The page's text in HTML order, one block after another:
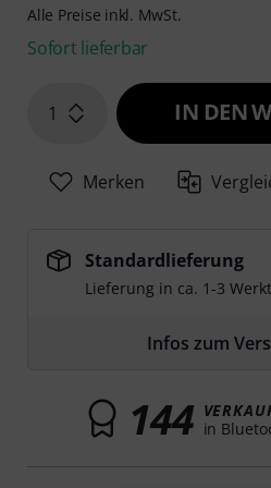
Alle Preise inkl. MwSt.
Sofort lieferbar
1 IN DEN
Merken
Standardlieferung
Lieferung in ca. 1-3
Infos zum
144 in